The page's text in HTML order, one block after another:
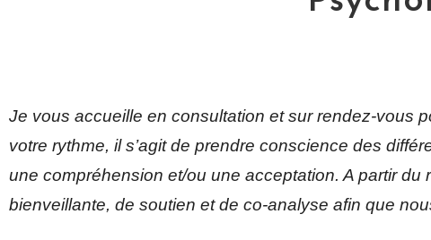
Je vous accueille en consultation et sur rendez-vous
votre rythme, il s’agit de prendre conscience des
une compréhension et/ou une acceptation. A partir
bienveillante, de soutien et de co-analyse afin que